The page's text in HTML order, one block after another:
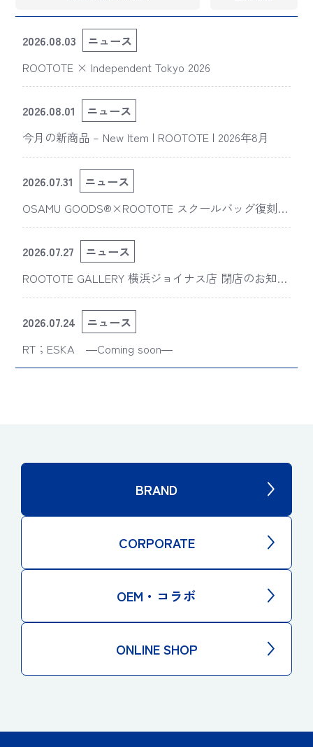
2026.08.03
ニュース
ROOTOTE × Independent Tokyo 2026
2026.08.01
ニュース
今月の新商品 – New Item | ROOTOTE | 2026年8月
2026.07.31
ニュース
OSAMU GOODS®×ROOTOTE スクールバッグ復刻
版“スライスドアイ”の新デザインが「The 50th Annive
rsary OSAMU GOODS展」に登場
2026.07.27
ニュース
ROOTOTE GALLERY 横浜ジョイナス店 閉店のお知ら
せ
2026.07.24
ニュース
RT；ESKA ―Coming soon―
BRAND
CORPORATE
OEM・コラボ
ONLINE SHOP